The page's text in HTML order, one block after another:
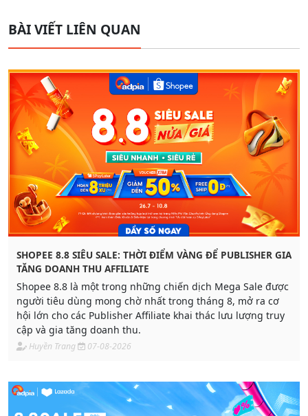
BÀI VIẾT LIÊN QUAN
SHOPEE 8.8 SIÊU SALE: THỜI ĐIỂM VÀNG ĐỂ PUBLISHER GIA
TĂNG DOANH THU AFFILIATE
Shopee 8.8 là một trong những chiến dịch Mega Sale được
người tiêu dùng mong chờ nhất trong tháng 8, mở ra cơ
hội lớn cho các Publisher Affiliate khai thác lưu lượng truy
cập và gia tăng doanh thu.
Huyền Trang 07-08-2026